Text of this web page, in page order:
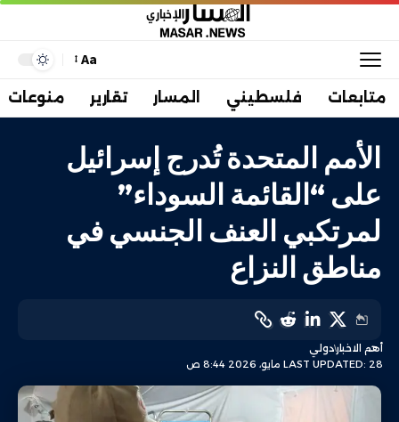
Aa
متابعات فلسطيني المسار تقارير منوعات
الأمم المتحدة تُدرج إسرائيل
على “القائمة السوداء”
لمرتكبي العنف الجنسي في
مناطق النزاع
LAST UPDATED: 28 مايو، 2026 8:44 ص
أهم الاخباردولي